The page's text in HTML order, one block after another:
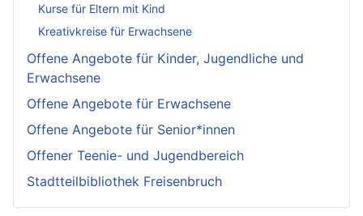
Kurse für Eltern mit Kind
Kreativkreise für Erwachsene
Offene Angebote für Kinder, Jugendliche und
Erwachsene
Offene Angebote für Erwachsene
Offene Angebote für Senior*innen
Offener Teenie- und Jugendbereich
Stadtteilbibliothek Freisenbruch